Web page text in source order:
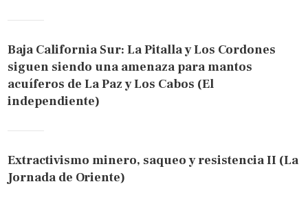
Baja California Sur: La Pitalla y Los Cordones
siguen siendo una amenaza para mantos
acuíferos de La Paz y Los Cabos (El
independiente)
Extractivismo minero, saqueo y resistencia II (La
Jornada de Oriente)